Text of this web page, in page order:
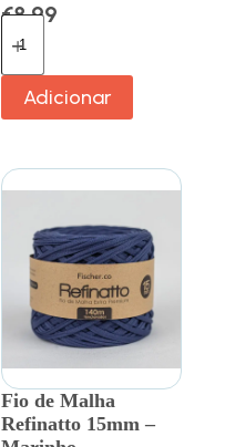
€8.99
Adicionar
Fio de Malha
Refinatto 15mm –